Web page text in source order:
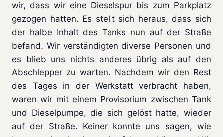
wir, dass wir eine Dieselspur bis zum Parkplatz
gezogen hatten. Es stellt sich heraus, dass sich
der halbe Inhalt des Tanks nun auf der Straße
befand. Wir verständigten diverse Personen und
es blieb uns nichts anderes übrig als auf den
Abschlepper zu warten. Nachdem wir den Rest
des Tages in der Werkstatt verbracht haben,
waren wir mit einem Provisorium zwischen Tank
und Dieselpumpe, die sich gelöst hatte, wieder
auf der Straße. Keiner konnte uns sagen, wie